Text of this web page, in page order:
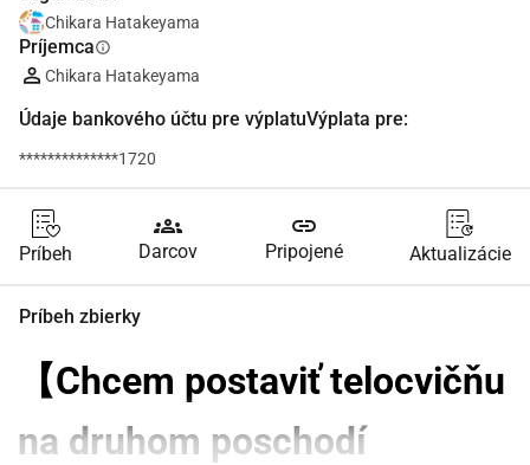
Chikara Hatakeyama
Príjemcainfo
Chikara Hatakeyama
Údaje bankového účtu pre výplatuVýplata pre:
**************1720
Príbeh
groups
Darcov
link
Pripojené Aktualizácie
Príbeh zbierky
【Chcem postaviť telocvičňu
na druhom poschodí